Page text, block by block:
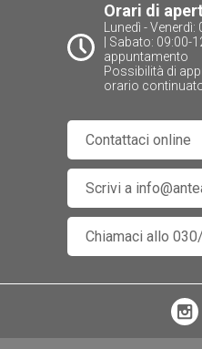
Orari di
Lunedì - Venerdì:
| Sabato: 09:00-
appuntamento
Possibilità di
orario
Contattaci online
Scrivi a
Chiamaci allo